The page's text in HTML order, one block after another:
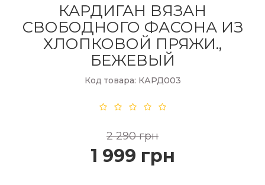
КАРДИГАН ВЯЗАН
СВОБОДНОГО ФАСОНА ИЗ
ХЛОПКОВОЙ ПРЯЖИ.,
БЕЖЕВЫЙ
Код товара: КАРД003
2 290 грн
1 999 грн